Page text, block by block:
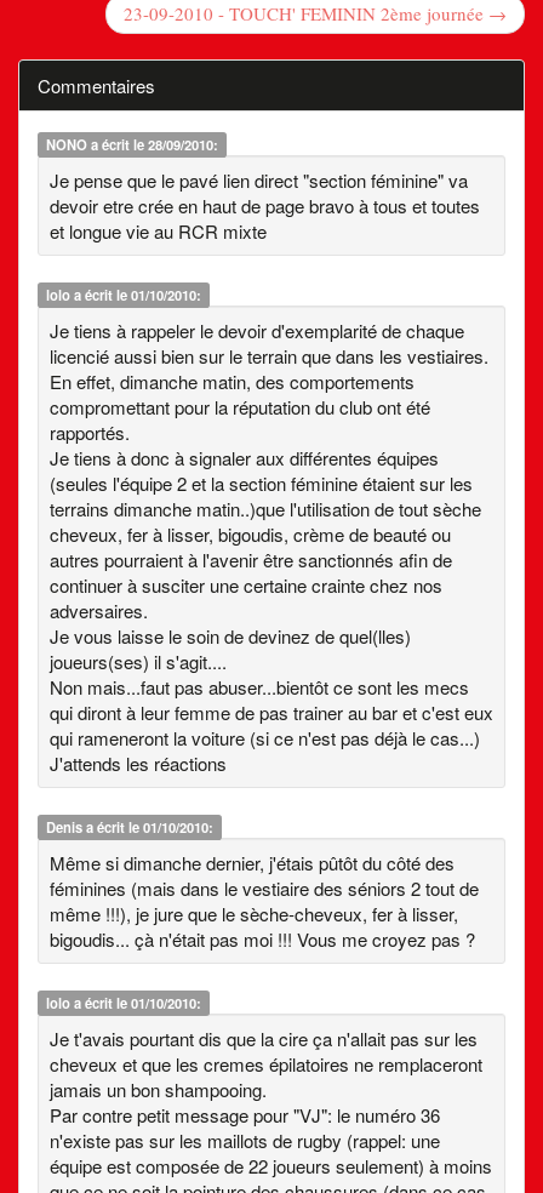
23-09-2010 - TOUCH' FEMININ 2ème journée →
Commentaires
NONOa écrit le 28/09/2010:
Je pense que le pavé lien direct "section féminine" va
devoir etre crée en haut de page bravo à tous et toutes
et longue vie au RCR mixte
loloa écrit le 01/10/2010:
Je tiens à rappeler le devoir d'exemplarité de chaque
licencié aussi bien sur le terrain que dans les vestiaires.
En effet, dimanche matin, des comportements
compromettant pour la réputation du club ont été
rapportés.
Je tiens à donc à signaler aux différentes équipes
(seules l'équipe 2 et la section féminine étaient sur les
terrains dimanche matin..)que l'utilisation de tout sèche
cheveux, fer à lisser, bigoudis, crème de beauté ou
autres pourraient à l'avenir être sanctionnés afin de
continuer à susciter une certaine crainte chez nos
adversaires.
Je vous laisse le soin de devinez de quel(lles)
joueurs(ses) il s'agit....
Non mais...faut pas abuser...bientôt ce sont les mecs
qui diront à leur femme de pas trainer au bar et c'est eux
qui rameneront la voiture (si ce n'est pas déjà le cas...)
J'attends les réactions
Denisa écrit le 01/10/2010:
Même si dimanche dernier, j'étais pûtôt du côté des
féminines (mais dans le vestiaire des séniors 2 tout de
même !!!), je jure que le sèche-cheveux, fer à lisser,
bigoudis... çà n'était pas moi !!! Vous me croyez pas ?
loloa écrit le 01/10/2010:
Je t'avais pourtant dis que la cire ça n'allait pas sur les
cheveux et que les cremes épilatoires ne remplaceront
jamais un bon shampooing.
Par contre petit message pour "VJ": le numéro 36
n'existe pas sur les maillots de rugby (rappel: une
équipe est composée de 22 joueurs seulement) à moins